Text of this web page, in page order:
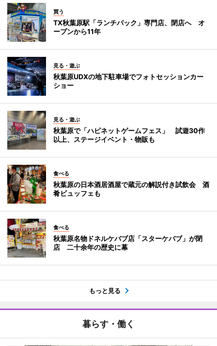
買う
TX秋葉原駅「ランチパック」専門店、閉店へ オ
ープンから11年
見る・遊ぶ
秋葉原UDXの地下駐車場でフォトセッションカー
ショー
見る・遊ぶ
秋葉原で「ハピネットゲームフェス」 試遊30作
以上、ステージイベント・物販も
食べる
秋葉原の日本酒居酒屋で蔵元の解説付き試飲会 酒
肴ビュッフェも
食べる
秋葉原名物ドネルケバブ店「スターケバブ」が閉
店 二十余年の歴史に幕
もっと見る
暮らす・働く